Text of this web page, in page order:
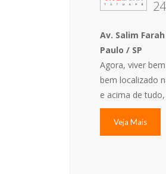
Av. Salim
Paulo / SP
Agora, viver
bem localizado
e acima de
Veja Mais